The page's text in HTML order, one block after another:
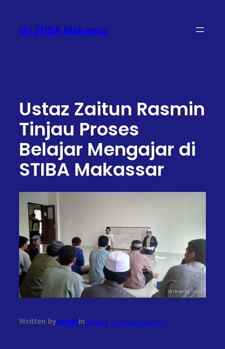
konten
IAI STIBA Makassar
Ustaz Zaitun Rasmin
Tinjau Proses
Belajar Mengajar di
STIBA Makassar
Written byadmininFeature, Kegiatan Kampus